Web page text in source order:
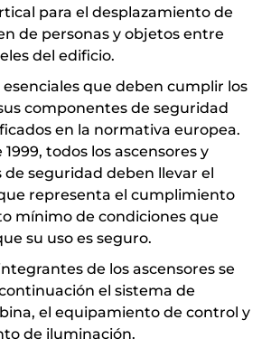
para el desplazamiento de
de personas y objetos entre
del edificio.
esenciales que deben cumplir los
componentes de seguridad
en la normativa europea.
todos los ascensores y
seguridad deben llevar el
representa el cumplimiento
mínimo de condiciones que
su uso es seguro.
de los ascensores se
el sistema de
el equipamiento de control y
de iluminación.